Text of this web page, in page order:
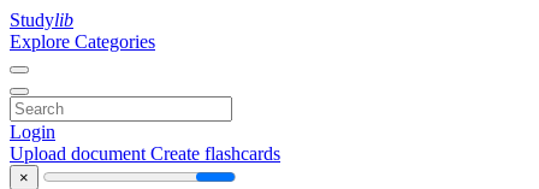
Studylib
Explore Categories
Login
Upload document Create flashcards
×